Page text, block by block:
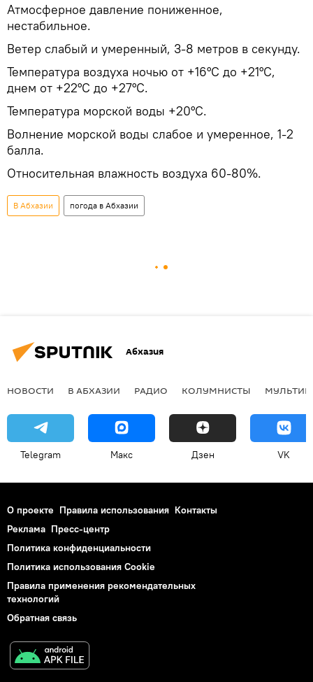
Атмосферное давление пониженное,
нестабильное.
Ветер слабый и умеренный, 3-8 метров в секунду.
Температура воздуха ночью от +16°С до +21°С,
днем от +22°С до +27°С.
Температура морской воды +20°С.
Волнение морской воды слабое и умеренное, 1-2
балла.
Относительная влажность воздуха 60-80%.
В Абхазии погода в Абхазии
Абхазия
НОВОСТИ В АБХАЗИИ РАДИО КОЛУМНИСТЫ
Telegram Макс Дзен VK
О проекте Правила использования Контакты
Реклама Пресс-центр
Политика конфиденциальности
Политика использования Cookie
Правила применения рекомендательных
технологий
Обратная связь